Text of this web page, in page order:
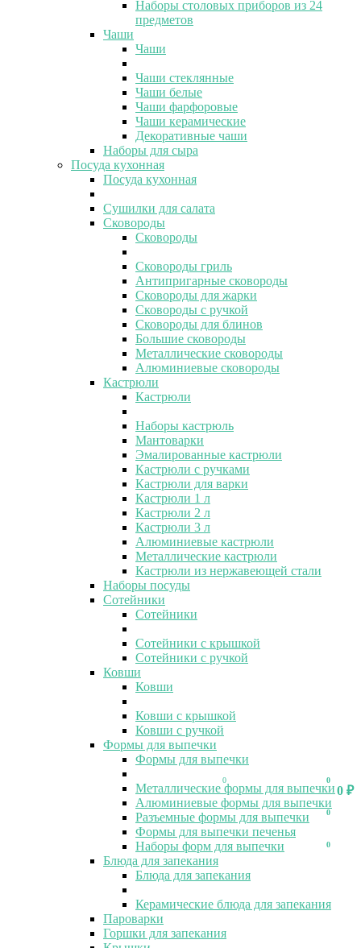
0
0 ₽
0
0
0
Наборы столовых приборов из 24
предметов
Чаши
Чаши
Чаши стеклянные
Чаши белые
Чаши фарфоровые
Чаши керамические
Декоративные чаши
Наборы для сыра
Посуда кухонная
Посуда кухонная
Сушилки для салата
Сковороды
Сковороды
Сковороды гриль
Антипригарные сковороды
Сковороды для жарки
Сковороды с ручкой
Сковороды для блинов
Большие сковороды
Металлические сковороды
Алюминиевые сковороды
Кастрюли
Кастрюли
Наборы кастрюль
Мантоварки
Эмалированные кастрюли
Кастрюли с ручками
Кастрюли для варки
Кастрюли 1 л
Кастрюли 2 л
Кастрюли 3 л
Алюминиевые кастрюли
Металлические кастрюли
Кастрюли из нержавеющей стали
Наборы посуды
Сотейники
Сотейники
Сотейники с крышкой
Сотейники с ручкой
Ковши
Ковши
Ковши с крышкой
Ковши с ручкой
Формы для выпечки
Формы для выпечки
Металлические формы для выпечки
Алюминиевые формы для выпечки
Разъемные формы для выпечки
Формы для выпечки печенья
Наборы форм для выпечки
Блюда для запекания
Блюда для запекания
Керамические блюда для запекания
Пароварки
Горшки для запекания